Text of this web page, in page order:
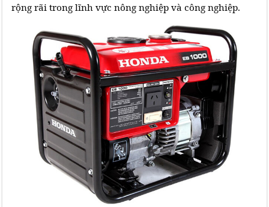
rộng rãi trong lĩnh vực nông nghiệp và công nghiệp.